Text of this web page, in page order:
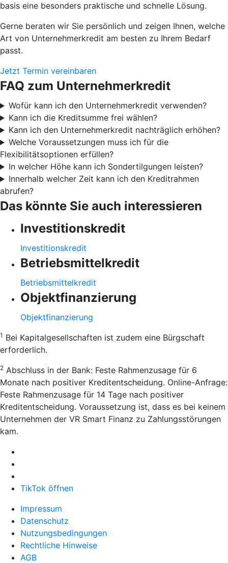
basis eine besonders praktische und schnelle Lösung.
Gerne beraten wir Sie persönlich und zeigen Ihnen, welche
Art von Unternehmerkredit am besten zu Ihrem Bedarf
passt.
Jetzt Termin vereinbaren
FAQ zum Unternehmerkredit
Wofür kann ich den Unternehmerkredit verwenden?
Kann ich die Kreditsumme frei wählen?
Kann ich den Unternehmerkredit nachträglich erhöhen?
Welche Voraussetzungen muss ich für die
Flexibilitätsoptionen erfüllen?
In welcher Höhe kann ich Sondertilgungen leisten?
Innerhalb welcher Zeit kann ich den Kreditrahmen
abrufen?
Das könnte Sie auch interessieren
Investitionskredit
Investitionskredit
Betriebsmittelkredit
Betriebsmittelkredit
Objektfinanzierung
Objektfinanzierung
1 Bei Kapitalgesellschaften ist zudem eine Bürgschaft
erforderlich.
2 Abschluss in der Bank: Feste Rahmenzusage für 6
Monate nach positiver Kreditentscheidung. Online-Anfrage:
Feste Rahmenzusage für 14 Tage nach positiver
Kreditentscheidung. Voraussetzung ist, dass es bei keinem
Unternehmen der VR Smart Finanz zu Zahlungsstörungen
kam.
TikTok öffnen
Impressum
Datenschutz
Nutzungsbedingungen
Rechtliche Hinweise
AGB